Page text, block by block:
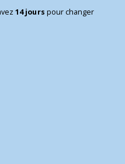
14 jours pour changer